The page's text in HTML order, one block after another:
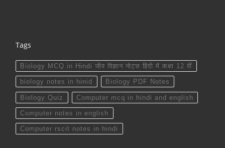
Tags
Biology MCQ in Hindi जीव विज्ञान नोट्स हिंदी में कक्षा 12 वीं
biology notes in hinid Biology PDF Notes
Biology Quiz Computer mcq in hindi and english
Computer notes in english
Computer rscit notes in hindi